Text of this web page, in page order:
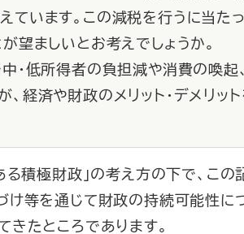
ています。この減税を行うに当た
望ましいとお考えでしょうか。
・低所得者の負担減や消費の喚
経済や財政のメリット・デメリッ
ある積極財政」の考え方の下で、こ
け等を通じて財政の持続可能性に
きたところであります。